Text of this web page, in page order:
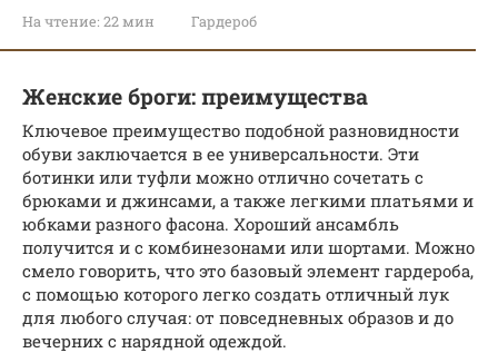
На чтение: 22 мин Гардероб
Женские броги: преимущества
Ключевое преимущество подобной разновидности
обуви заключается в ее универсальности. Эти
ботинки или туфли можно отлично сочетать с
брюками и джинсами, а также легкими платьями и
юбками разного фасона. Хороший ансамбль
получится и с комбинезонами или шортами. Можно
смело говорить, что это базовый элемент гардероба,
с помощью которого легко создать отличный лук
для любого случая: от повседневных образов и до
вечерних с нарядной одеждой.